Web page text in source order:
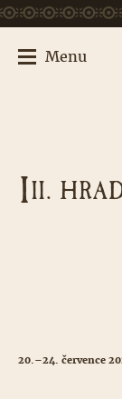
III.
20.–24. července
Menu